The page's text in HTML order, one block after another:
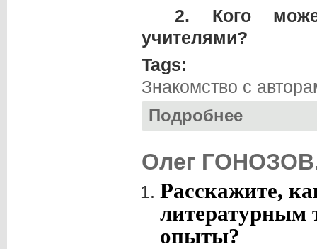
2. Кого
учителями?
Tags:
Знакомство с
Подробнее
Олег
Расскажите,
литературным
опыты?